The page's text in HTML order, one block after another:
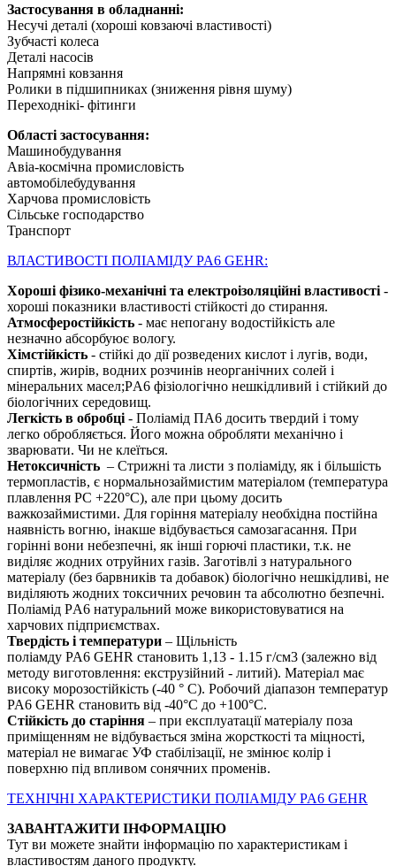
Застосування в обладнанні:
Несучі деталі (хороші ковзаючі властивості)
Зубчасті колеса
Деталі насосів
Напрямні ковзання
Ролики в підшипниках (зниження рівня шуму)
Переходнікі- фітинги
Області застосування:
Машинобудування
Авіа-космічна промисловість
автомобілебудування
Харчова промисловість
Сільське господарство
Транспорт
ВЛАСТИВОСТІ ПОЛІАМІДУ PA6 GEHR:
Хороші фізико-механічні та електроізоляційні властивості -
хороші показники властивості стійкості до стирання.
Атмосферостійкість - має непогану водостійкість але
незначно абсорбуює вологу.
Хімстійкість - стійкі до дії розведених кислот і лугів, води,
спиртів, жирів, водних розчинів неорганічних солей і
мінеральних масел;PА6 фізіологічно нешкідливий і стійкий до
біологічних середовищ.
Легкість в обробці - Поліамід ПА6 досить твердий і тому
легко обробляється. Його можна обробляти механічно і
зварювати. Чи не клеїться.
Нетоксичність – Стрижні та листи з поліаміду, як і більшість
термопластів, є нормальнозаймистим матеріалом (температура
плавлення PС +220°С), але при цьому досить
важкозаймистими. Для горіння матеріалу необхідна постійна
наявність вогню, інакше відбувається самозагасання. При
горінні вони небезпечні, як інші горючі пластики, т.к. не
виділяє жодних отруйних газів. Заготівлі з натурального
матеріалу (без барвників та добавок) біологічно нешкідливі, не
виділяють жодних токсичних речовин та абсолютно безпечні.
Поліамід PА6 натуральний може використовуватися на
харчових підприємствах.
Твердість і температури – Щільність
поліамду PA6 GEHR становить 1,13 - 1.15 г/см3 (залежно від
методу виготовлення: екструзійний - литий). Матеріал має
високу морозостійкість (-40 ° С). Робочий діапазон температур
PA6 GEHR становить від -40°С до +100°С.
Стійкість до старіння – при експлуатації матеріалу поза
приміщенням не відбувається зміна жорсткості та міцності,
матеріал не вимагає УФ стабілізації, не змінює колір і
поверхню під впливом сонячних променів.
ТЕХНІЧНІ ХАРАКТЕРИСТИКИ ПОЛІАМІДУ PA6 GEHR
ЗАВАНТАЖИТИ ІНФОРМАЦІЮ
Тут ви можете знайти інформацію по характеристикам і
властивостям даного продукту.